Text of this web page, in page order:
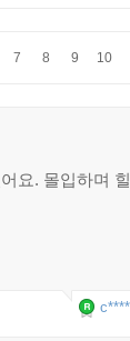
7 8 9 10
요. 몰입하며